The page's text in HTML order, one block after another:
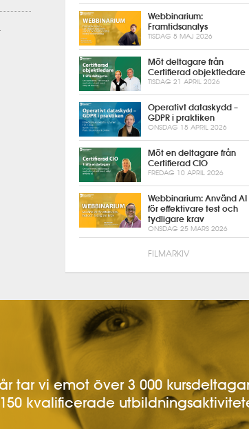
Webbinarium:
Framtidsanalys
TISDAG 5 MAJ 2026
Möt deltagare från
Certifierad objektledare
TISDAG 21 APRIL 2026
Operativt dataskydd –
GDPR i praktiken
ONSDAG 15 APRIL 2026
Möt en deltagare från
Certifierad CIO
FREDAG 10 APRIL 2026
Webbinarium: Använd AI
för effektivare test och
tydligare krav
ONSDAG 25 MARS 2026
FILMARKIV
tar vi emot över 3 000
kvalificerade